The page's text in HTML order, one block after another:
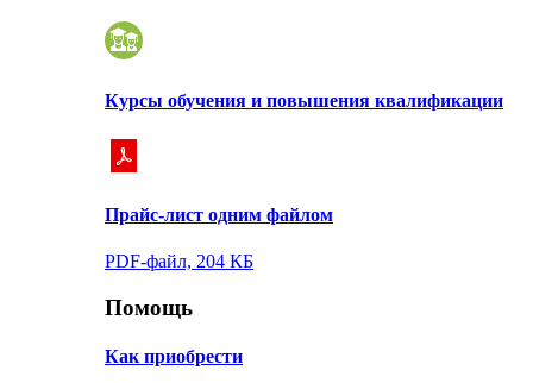
Курсы обучения и повышения квалификации
Прайс-лист одним файлом
PDF-файл, 204 КБ
Помощь
Как приобрести